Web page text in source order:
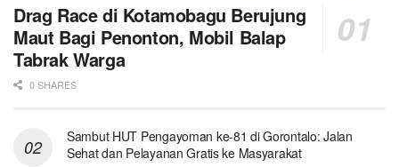
Drag Race di Kotamobagu Berujung
Maut Bagi Penonton, Mobil Balap
Tabrak Warga
0 SHARES
Sambut HUT Pengayoman ke-81 di Gorontalo: Jalan
Sehat dan Pelayanan Gratis ke Masyarakat